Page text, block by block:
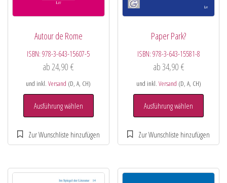
Autour de Rome
ISBN:978-3-643-15607-5
ab 24,90€
und inkl.Versand (D, A, CH)
Ausführung wählen
Paper Park?
ISBN: 978-3-643-15581-8
ab34,90 €
und inkl. Versand (D, A, CH)
Ausführung wählen